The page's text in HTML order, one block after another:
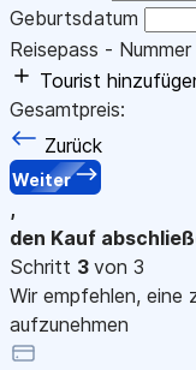
Geburtsdatum
Reisepass - Nummer
Tourist
Gesamtpreis:
Zurück
Weiter
,
den Kauf
Schritt 3 von 3
Wir empfehlen, eine
aufzunehmen